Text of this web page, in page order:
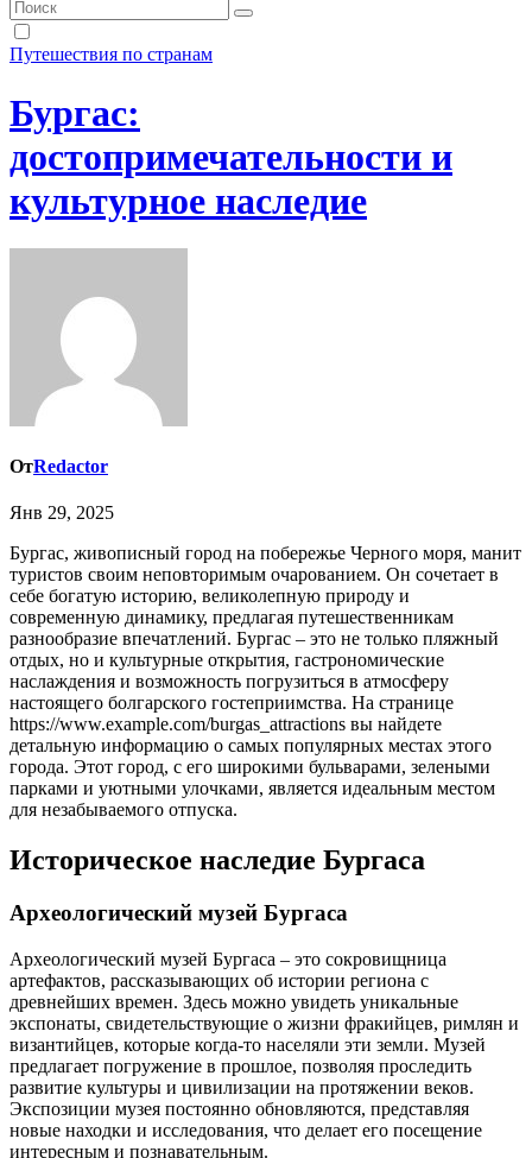
Путешествия по странам
Бургас:
достопримечательности и
культурное наследие
ОтRedactor
Янв 29, 2025
Бургас, живописный город на побережье Черного моря, манит
туристов своим неповторимым очарованием. Он сочетает в
себе богатую историю, великолепную природу и
современную динамику, предлагая путешественникам
разнообразие впечатлений. Бургас – это не только пляжный
отдых, но и культурные открытия, гастрономические
наслаждения и возможность погрузиться в атмосферу
настоящего болгарского гостеприимства. На странице
https://www.example.com/burgas_attractions вы найдете
детальную информацию о самых популярных местах этого
города. Этот город, с его широкими бульварами, зелеными
парками и уютными улочками, является идеальным местом
для незабываемого отпуска.
Историческое наследие Бургаса
Археологический музей Бургаса
Археологический музей Бургаса – это сокровищница
артефактов, рассказывающих об истории региона с
древнейших времен. Здесь можно увидеть уникальные
экспонаты, свидетельствующие о жизни фракийцев, римлян и
византийцев, которые когда-то населяли эти земли. Музей
предлагает погружение в прошлое, позволяя проследить
развитие культуры и цивилизации на протяжении веков.
Экспозиции музея постоянно обновляются, представляя
новые находки и исследования, что делает его посещение
интересным и познавательным.